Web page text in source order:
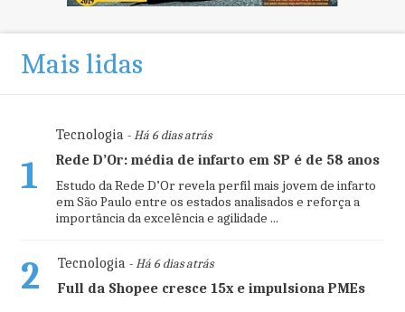
Mais lidas
1
Tecnologia- Há 6 dias atrás
Rede D’Or: média de infarto em SP é de 58 anos
Estudo da Rede D’Or revela perfil mais jovem de infarto
em São Paulo entre os estados analisados e reforça a
importância da excelência e agilidade ...
2 Tecnologia- Há 6 dias atrás
Full da Shopee cresce 15x e impulsiona PMEs